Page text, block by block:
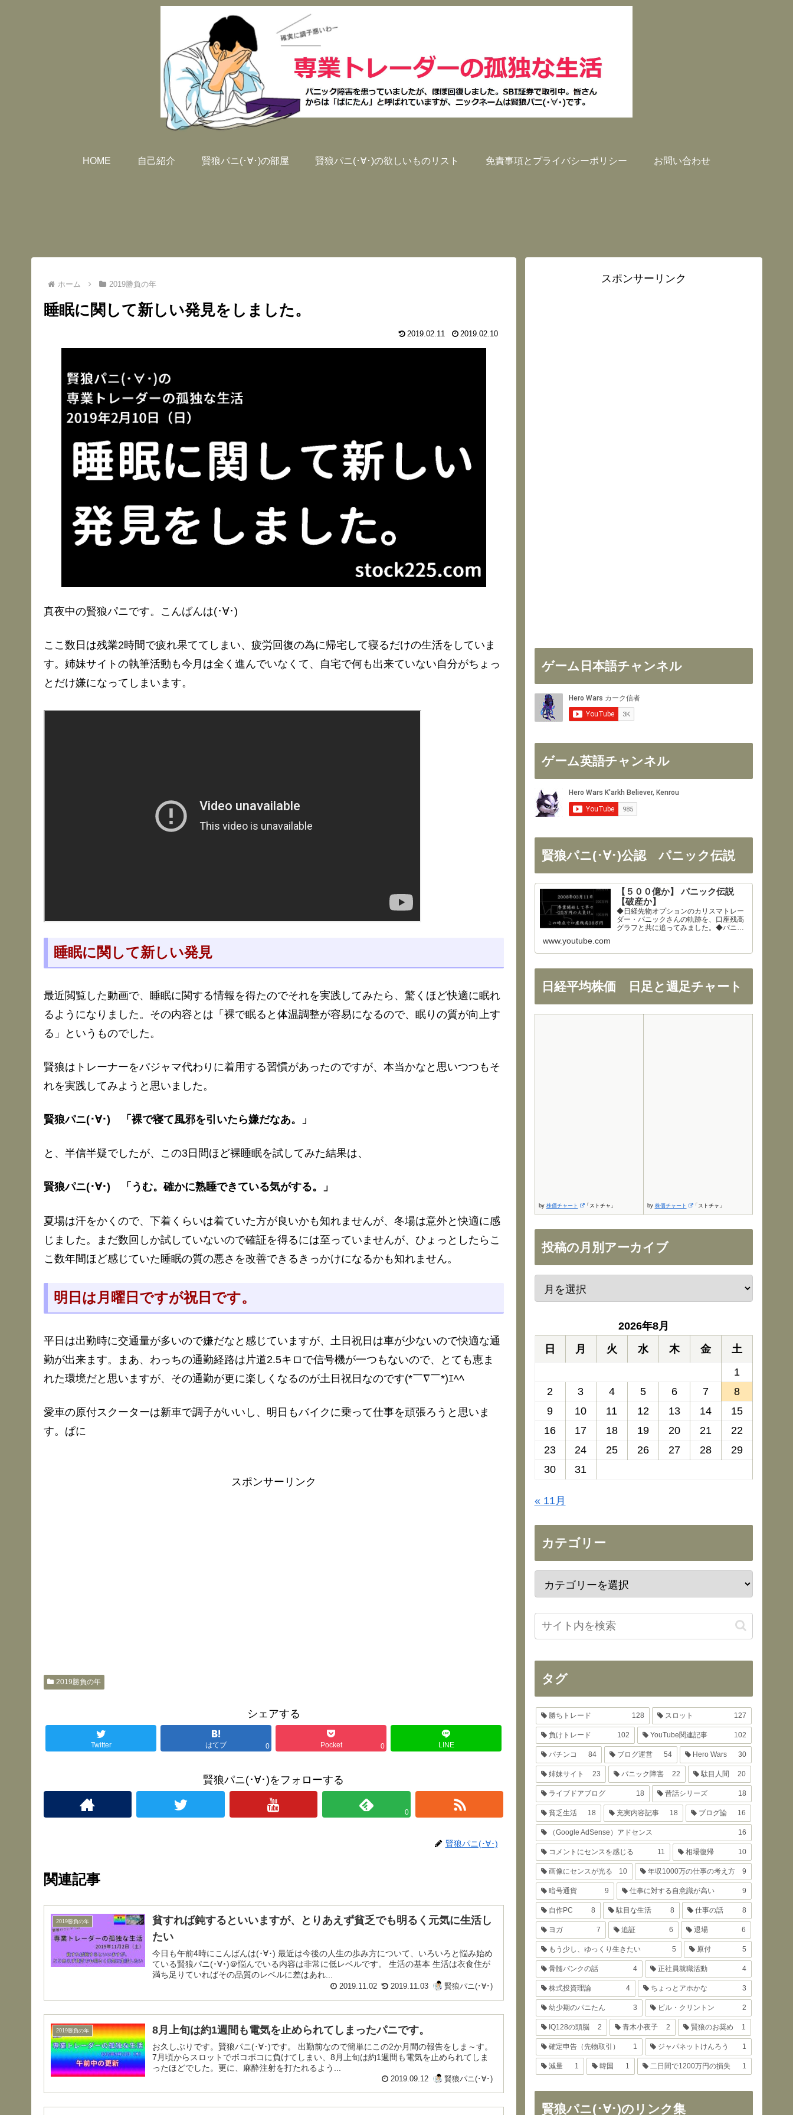
HOME 自己紹介 賢狼パニ(･∀･)の部屋 賢狼パニ(･∀･)の欲しいものリスト 免責事項とプライバシーポリシー お問い合わせ
ホーム 2019勝負の年
睡眠に関して新しい発見をしました。
2019.02.11 2019.02.10
真夜中の賢狼パニです。こんばんは(･∀･)
ここ数日は残業2時間で疲れ果ててしまい、疲労回復の為に帰宅して寝るだけの生活をしていま
す。姉妹サイトの執筆活動も今月は全く進んでいなくて、自宅で何も出来ていない自分がちょっ
とだけ嫌になってしまいます。
睡眠に関して新しい発見
最近閲覧した動画で、睡眠に関する情報を得たのでそれを実践してみたら、驚くほど快適に眠れ
るようになりました。その内容とは「裸で眠ると体温調整が容易になるので、眠りの質が向上す
る」というものでした。
賢狼はトレーナーをパジャマ代わりに着用する習慣があったのですが、本当かなと思いつつもそ
れを実践してみようと思いました。
賢狼パニ(･∀･) 「裸で寝て風邪を引いたら嫌だなあ。」
と、半信半疑でしたが、この3日間ほど裸睡眠を試してみた結果は、
賢狼パニ(･∀･) 「うむ。確かに熟睡できている気がする。」
夏場は汗をかくので、下着くらいは着ていた方が良いかも知れませんが、冬場は意外と快適に感
じました。まだ数回しか試していないので確証を得るには至っていませんが、ひょっとしたらこ
こ数年間ほど感じていた睡眠の質の悪さを改善できるきっかけになるかも知れません。
明日は月曜日ですが祝日です。
平日は出勤時に交通量が多いので嫌だなと感じていますが、土日祝日は車が少ないので快適な通
勤が出来ます。まあ、わっちの通勤経路は片道2.5キロで信号機が一つもないので、とても恵ま
れた環境だと思いますが、その通勤が更に楽しくなるのが土日祝日なのです(*￣∇￣*)ｴﾍﾍ
愛車の原付スクーターは新車で調子がいいし、明日もバイクに乗って仕事を頑張ろうと思いま
す。ぱに
スポンサーリンク
2019勝負の年
シェアする
Twitter はてブ 0 Pocket 0 LINE
賢狼パニ(･∀･)をフォローする
0
賢狼パニ(･∀･)
関連記事
2019勝負の年
貧すれば鈍するといいますが、とりあえず貧乏でも明るく元気に生活し
たい
今日も午前4時にこんばんは(･∀･) 最近は今後の人生の歩み方について、いろいろと悩み始め
ている賢狼パニ(･∀･)＠悩んでいる内容は非常に低レベルです。 生活の基本 生活は衣食住が
満ち足りていればその品質のレベルに差はあれ...
2019.11.02 2019.11.03 賢狼パニ(･∀･)
2019勝負の年 8月上旬は約1週間も電気を止められてしまったパニです。
お久しぶりです。賢狼パニ(･∀･)です。 出勤前なので簡単にこの2か月間の報告をしま～す。
7月頃からスロットでボコボコに負けてしまい、8月上旬は約1週間も電気を止められてしま
ったほどでした。更に、麻酔注射を打たれるよう...
2019.09.12 賢狼パニ(･∀･)
スポンサーリンク
ゲーム日本語チャンネル
ゲーム英語チャンネル
賢狼パニ(･∀･)公認 パニック伝説
【５００億か】 パニック伝説
【破産か】
◆日経先物オプションのカリスマトレー
ダー・パニックさんの軌跡を、口座残高
グラフと共に追ってみました。◆パニッ
大部分を使わせて頂きました。ありがと
www.youtube.com
日経平均株価 日足と週足チャート
by 株価チャート 「ストチャ」 by 株価チャート 「ストチャ」
投稿の月別アーカイブ
2026年8月
日
月 火 水 木 金
土
1
2
3 4 5 6 7
8
9
10 11 12 13 14
15
16
17 18 19 20 21
22
23
24 25 26 27 28
29
30
31
« 11月
カテゴリー
タグ
勝ちトレード 128 スロット 127
負けトレード 102 YouTube関連記事 102
パチンコ 84 ブログ運営 54 Hero Wars 30
姉妹サイト 23 パニック障害 22 駄目人間 20
ライブドアブログ 18 昔話シリーズ 18
貧乏生活 18 充実内容記事 18 ブログ論 16
（Google AdSense）アドセンス 16
コメントにセンスを感じる 11 相場復帰 10
画像にセンスが光る 10 年収1000万の仕事の考え方 9
暗号通貨 9 仕事に対する自意識が高い 9
自作PC 8 駄目な生活 8 仕事の話 8
ヨガ 7 追証 6 退場 6
もう少し、ゆっくり生きたい 5 原付 5
骨髄バンクの話 4 正社員就職活動 4
株式投資理論 4 ちょっとアホかな 3
幼少期のパニたん 3 ビル・クリントン 2
IQ128の頭脳 2 青木小夜子 2 賢狼のお奨め 1
確定申告（先物取引） 1 ジャパネットけんろう 1
減量 1 韓国 1 二日間で1200万円の損失 1
賢狼パニ(･∀･)のリンク集